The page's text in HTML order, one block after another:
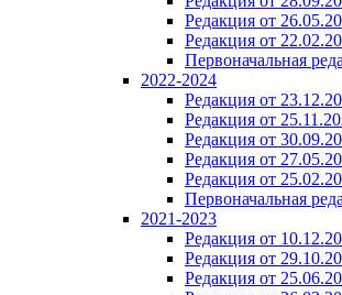
Редакция от
Редакция от
Первоначальная
2022-2024
Редакция от
Редакция от
Редакция от
Редакция от
Редакция от
Первоначальная
2021-2023
Редакция от
Редакция от
Редакция от